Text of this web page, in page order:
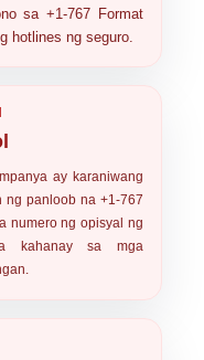
sa +1-767Format
hotlines ng seguro.
ay karaniwang
ng panloob na +1-767
numero ng opisyal ng
kahanay sa mga